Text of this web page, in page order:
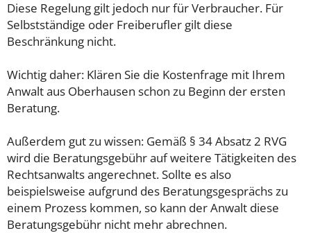
Diese Regelung gilt jedoch nur für Verbraucher. Für
Selbstständige oder Freiberufler gilt diese
Beschränkung nicht.
Wichtig daher: Klären Sie die Kostenfrage mit Ihrem
Anwalt aus Oberhausen schon zu Beginn der ersten
Beratung.
Außerdem gut zu wissen: Gemäß § 34 Absatz 2 RVG
wird die Beratungsgebühr auf weitere Tätigkeiten des
Rechtsanwalts angerechnet. Sollte es also
beispielsweise aufgrund des Beratungsgesprächs zu
einem Prozess kommen, so kann der Anwalt diese
Beratungsgebühr nicht mehr abrechnen.